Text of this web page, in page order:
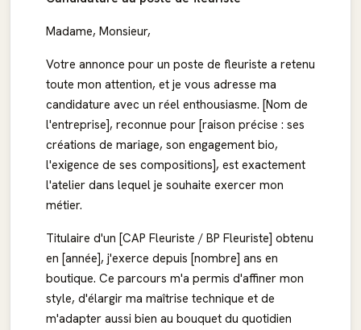
Madame, Monsieur,
Votre annonce pour un poste de fleuriste a retenu
toute mon attention, et je vous adresse ma
candidature avec un réel enthousiasme. [Nom de
l'entreprise], reconnue pour [raison précise : ses
créations de mariage, son engagement bio,
l'exigence de ses compositions], est exactement
l'atelier dans lequel je souhaite exercer mon
métier.
Titulaire d'un [CAP Fleuriste / BP Fleuriste] obtenu
en [année], j'exerce depuis [nombre] ans en
boutique. Ce parcours m'a permis d'affiner mon
style, d'élargir ma maîtrise technique et de
m'adapter aussi bien au bouquet du quotidien